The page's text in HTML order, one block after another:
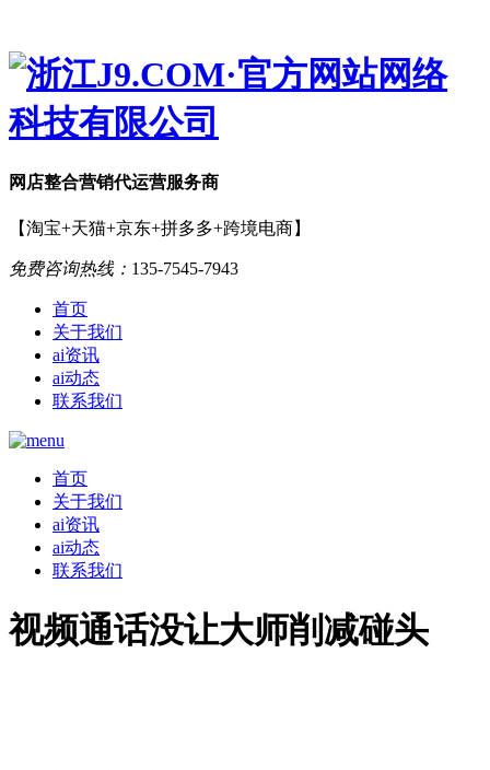
网店整合营销代运营服务商
【淘宝+天猫+京东+拼多多+跨境电商】
免费咨询热线： 135-7545-7943
首页
关于我们
ai资讯
ai动态
联系我们
首页
关于我们
ai资讯
ai动态
联系我们
视频通话没让大师削减碰头